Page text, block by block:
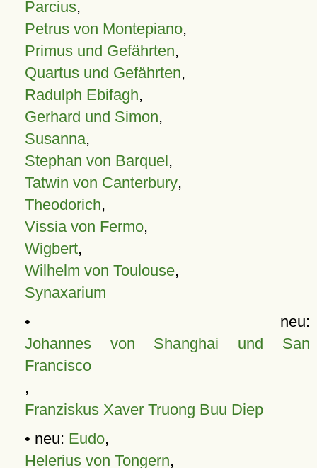
Parcius,
Petrus von Montepiano,
Primus und Gefährten,
Quartus und Gefährten,
Radulph Ebifagh,
Gerhard und Simon,
Susanna,
Stephan von Barquel,
Tatwin von Canterbury,
Theodorich,
Vissia von Fermo,
Wigbert,
Wilhelm von Toulouse,
Synaxarium
• neu:
Johannes von Shanghai und San
Francisco
,
Franziskus Xaver Truong Buu Diep
• neu: Eudo,
Helerius von Tongern,